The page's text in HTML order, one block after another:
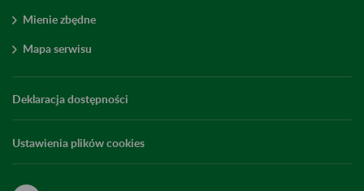
Mienie zbędne
Mapa serwisu
Deklaracja dostępności
Ustawienia plików cookies